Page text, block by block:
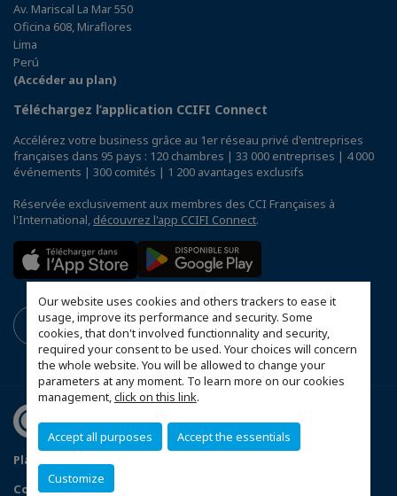
Our website uses cookies and others trackers to ease it
usage, improve its performance and security. Some
cookies, that don't involved functionnality and security,
required your consent to be used. Your choices will concern
the whole website. You will be allowed to change your
parameters at any moment. To learn more on our cookies
management,click on this link.
Accept all purposes Accept the essentials
Customize
Av. Mariscal La Mar 550
Oficina 608, Miraflores
Lima
Perú
(Accéder au plan)
Téléchargez l’application CCIFI Connect
Accélérez votre business grâce au 1er réseau privé d'entreprises
françaises dans 95 pays : 120 chambres | 33 000 entreprises | 4 000
événements | 300 comités | 1 200 avantages exclusifs
Réservée exclusivement aux membres des CCI Françaises à
l'International, découvrez l'app CCIFI Connect.
Plan du site
Configurer vos préférences cookies